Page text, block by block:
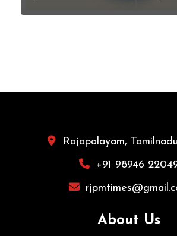
Rajapalayam,
+91 98946
About Us